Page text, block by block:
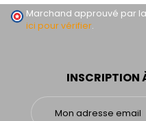
INSCRIPTION
Marchand approuvé par
ici pour vérifier.